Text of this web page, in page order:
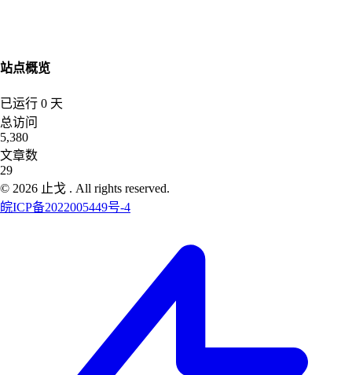
站点概览
已运行 0 天
总访问
5,380
文章数
29
© 2026 止戈 . All rights reserved.
皖ICP备2022005449号-4